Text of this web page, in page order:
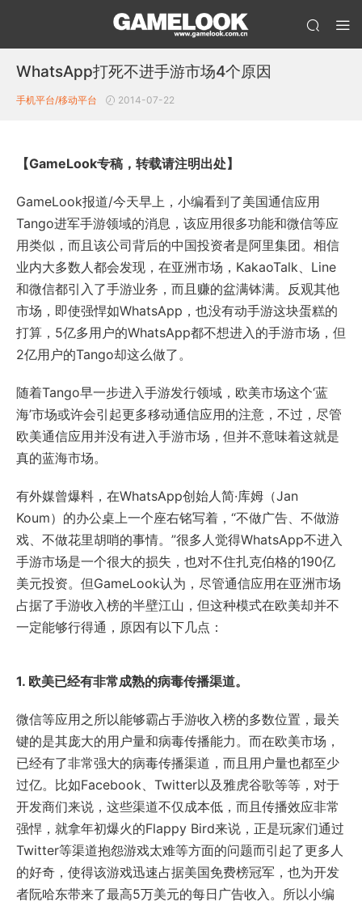
WhatsApp打死不进手游市场4个原因
手机平台/移动平台 2014-07-22
【GameLook专稿，转载请注明出处】
GameLook报道/今天早上，小编看到了美国通信应用
Tango进军手游领域的消息，该应用很多功能和微信等应
用类似，而且该公司背后的中国投资者是阿里集团。相信
业内大多数人都会发现，在亚洲市场，KakaoTalk、Line
和微信都引入了手游业务，而且赚的盆满钵满。反观其他
市场，即使强悍如WhatsApp，也没有动手游这块蛋糕的
打算，5亿多用户的WhatsApp都不想进入的手游市场，但
2亿用户的Tango却这么做了。
随着Tango早一步进入手游发行领域，欧美市场这个‘蓝
海’市场或许会引起更多移动通信应用的注意，不过，尽管
欧美通信应用并没有进入手游市场，但并不意味着这就是
真的蓝海市场。
有外媒曾爆料，在WhatsApp创始人简·库姆（Jan
Koum）的办公桌上一个座右铭写着，“不做广告、不做游
戏、不做花里胡哨的事情。”很多人觉得WhatsApp不进入
手游市场是一个很大的损失，也对不住扎克伯格的190亿
美元投资。但GameLook认为，尽管通信应用在亚洲市场
占据了手游收入榜的半壁江山，但这种模式在欧美却并不
一定能够行得通，原因有以下几点：
1. 欧美已经有非常成熟的病毒传播渠道。
微信等应用之所以能够霸占手游收入榜的多数位置，最关
键的是其庞大的用户量和病毒传播能力。而在欧美市场，
已经有了非常强大的病毒传播渠道，而且用户量也都至少
过亿。比如Facebook、Twitter以及雅虎谷歌等等，对于
开发商们来说，这些渠道不仅成本低，而且传播效应非常
强悍，就拿年初爆火的Flappy Bird来说，正是玩家们通过
Twitter等渠道抱怨游戏太难等方面的问题而引起了更多人
的好奇，使得该游戏迅速占据美国免费榜冠军，也为开发
者阮哈东带来了最高5万美元的每日广告收入。所以小编